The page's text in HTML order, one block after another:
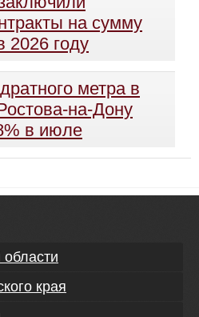
на сумму
2026 году
метра в
на-Дону
в июле
области
края